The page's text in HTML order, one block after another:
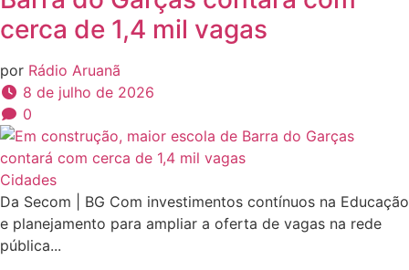
cerca de 1,4 mil vagas
por Rádio Aruanã
8 de julho de 2026
0
Cidades
Da Secom | BG Com investimentos contínuos na Educação
e planejamento para ampliar a oferta de vagas na rede
pública...